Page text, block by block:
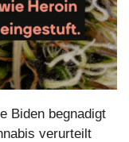
Biden begnadigt
verurteilt